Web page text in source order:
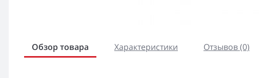
Обзор товара Характеристики Отзывов (0)